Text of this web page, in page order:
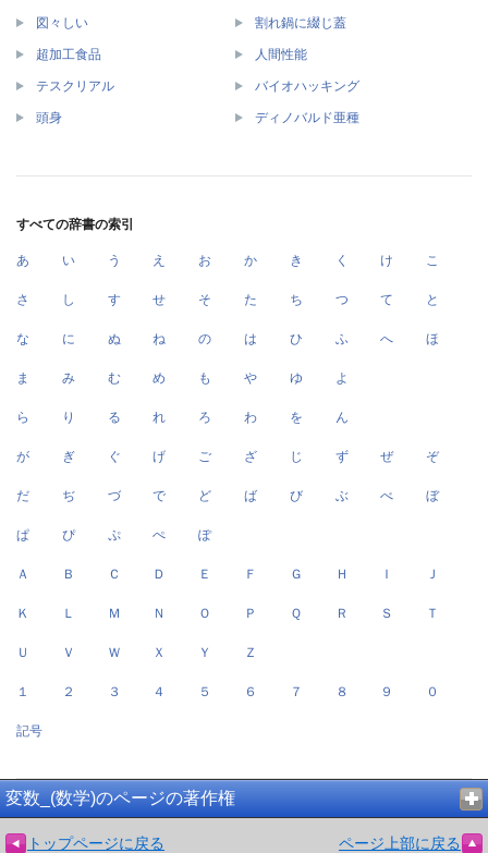
図々しい 割れ鍋に綴じ蓋
超加工食品 人間性能
テスクリアル バイオハッキング
頭身 ディノバルド亜種
すべての辞書の索引
あ い う え お か き く け こ
さ し す せ そ た ち つ て と
な に ぬ ね の は ひ ふ へ ほ
ま み む め も や ゆ よ
ら り る れ ろ わ を ん
が ぎ ぐ げ ご ざ じ ず ぜ ぞ
だ ぢ づ で ど ば び ぶ べ ぼ
ぱ ぴ ぷ ぺ ぽ
Ａ Ｂ Ｃ Ｄ Ｅ Ｆ Ｇ Ｈ Ｉ Ｊ
Ｋ Ｌ Ｍ Ｎ Ｏ Ｐ Ｑ Ｒ Ｓ Ｔ
Ｕ Ｖ Ｗ Ｘ Ｙ Ｚ
１ ２ ３ ４ ５ ６ ７ ８ ９ ０
記号
変数_(数学)のページの著作権
トップページに戻る ページ上部に戻る